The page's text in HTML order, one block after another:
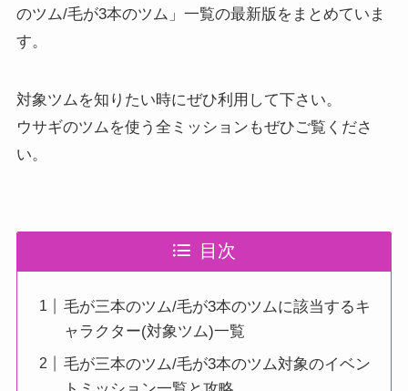
のツム/毛が3本のツム」一覧の最新版をまとめていま
す。
対象ツムを知りたい時にぜひ利用して下さい。
ウサギのツムを使う全ミッションもぜひご覧くださ
い。
目次
毛が三本のツム/毛が3本のツムに該当するキ
ャラクター(対象ツム)一覧
毛が三本のツム/毛が3本のツム対象のイベン